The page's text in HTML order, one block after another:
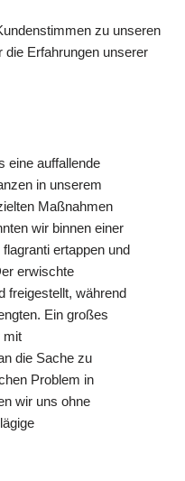
zu unseren
die Erfahrungen unserer
eine auffallende
in unserem
Maßnahmen
wir binnen einer
ertappen und
erwischte
freigestellt, während
Ein großes
mit
die Sache zu
Problem in
wir uns ohne